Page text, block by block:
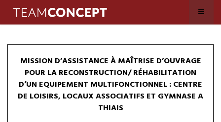
MISSION D’ASSISTANCE À MAÎTRISE D’OUVRAGE
POUR LA RECONSTRUCTION/ RÉHABILITATION
D’UN EQUIPEMENT MULTIFONCTIONNEL : CENTRE
DE LOISIRS, LOCAUX ASSOCIATIFS ET GYMNASE A
THIAIS